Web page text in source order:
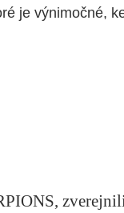
je výnimočné,
,